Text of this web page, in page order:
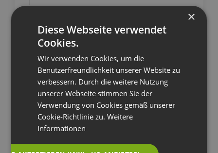
×
Diese Webseite verwendet
Cookies.
Wir verwenden Cookies, um die
Benutzerfreundlichkeit unserer Website zu
verbessern. Durch die weitere Nutzung
unserer Webseite stimmen Sie der
Verwendung von Cookies gemäß unserer
Cookie-Richtlinie zu.Weitere
Informationen